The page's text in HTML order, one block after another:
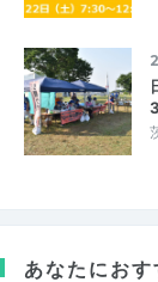
あなたにおす